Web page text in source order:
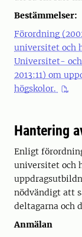
Bestämmelser:
Förordning
universitet och
Universitet-
2013:11) om
högskolor.
Hantering
Enligt
universitet och
nödvändigt att
deltagarna och
Anmälan